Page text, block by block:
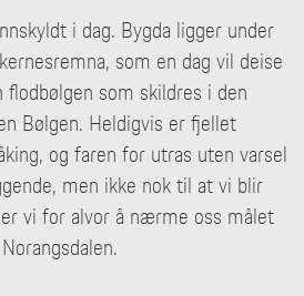
i dag. Bygda ligger under
som en dag vil deise
som skildres i den
Bølgen. Heldigvis er fjellet
og faren for utras uten varsel
men ikke nok til at vi blir
vi for alvor å nærme oss målet